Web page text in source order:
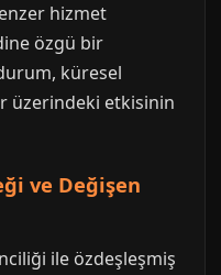
hizmet
özgü bir
küresel
üzerindeki etkisinin
ve Değişen
ile özdeşleşmiş